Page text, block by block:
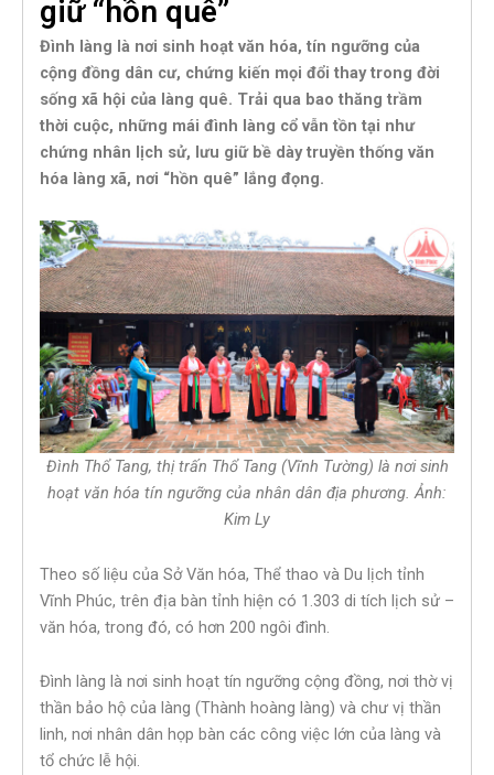
giữ “hồn quê”
Đình làng là nơi sinh hoạt văn hóa, tín ngưỡng của
cộng đồng dân cư, chứng kiến mọi đổi thay trong đời
sống xã hội của làng quê. Trải qua bao thăng trầm
thời cuộc, những mái đình làng cổ vẫn tồn tại như
chứng nhân lịch sử, lưu giữ bề dày truyền thống văn
hóa làng xã, nơi “hồn quê” lắng đọng.
Đình Thổ Tang, thị trấn Thổ Tang (Vĩnh Tường) là nơi sinh
hoạt văn hóa tín ngưỡng của nhân dân địa phương. Ảnh:
Kim Ly
Theo số liệu của Sở Văn hóa, Thể thao và Du lịch tỉnh
Vĩnh Phúc, trên địa bàn tỉnh hiện có 1.303 di tích lịch sử –
văn hóa, trong đó, có hơn 200 ngôi đình.
Đình làng là nơi sinh hoạt tín ngưỡng cộng đồng, nơi thờ vị
thần bảo hộ của làng (Thành hoàng làng) và chư vị thần
linh, nơi nhân dân họp bàn các công việc lớn của làng và
tổ chức lễ hội.